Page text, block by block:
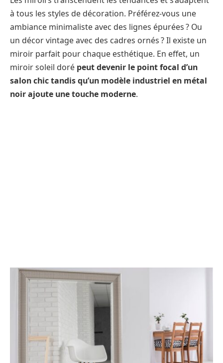
à tous les styles de décoration. Préférez-vous une
ambiance minimaliste avec des lignes épurées ? Ou
un décor vintage avec des cadres ornés ? Il existe un
miroir parfait pour chaque esthétique. En effet, un
miroir soleil doré peut devenir le point focal d’un
salon chic tandis qu’un modèle industriel en métal
noir ajoute une touche moderne.